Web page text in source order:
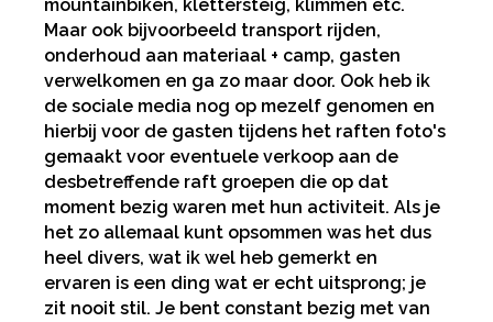
mountainbiken, klettersteig, klimmen etc.
Maar ook bijvoorbeeld transport rijden,
onderhoud aan materiaal + camp, gasten
verwelkomen en ga zo maar door. Ook heb ik
de sociale media nog op mezelf genomen en
hierbij voor de gasten tijdens het raften foto's
gemaakt voor eventuele verkoop aan de
desbetreffende raft groepen die op dat
moment bezig waren met hun activiteit. Als je
het zo allemaal kunt opsommen was het dus
heel divers, wat ik wel heb gemerkt en
ervaren is een ding wat er echt uitsprong; je
zit nooit stil. Je bent constant bezig met van